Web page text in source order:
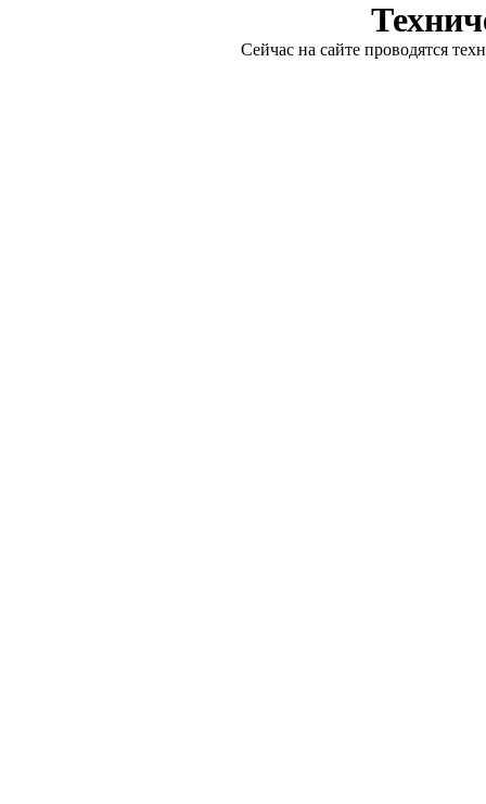
Сейчас на сайте проводятся